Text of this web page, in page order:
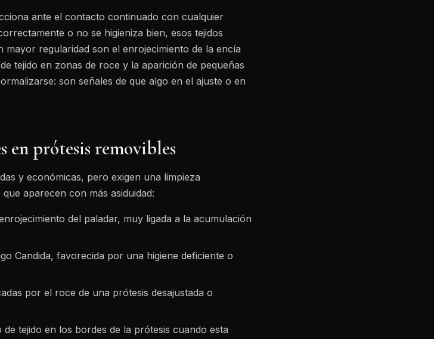
ante el contacto continuado con cualquier
o no se higieniza bien, esos tejidos
regularidad son el enrojecimiento de la encía
tejido en zonas de roce y la aparición de pequeñas
son señales de que algo en el ajuste o en
en prótesis removibles
y económicas, pero exigen una limpieza
aparecen con más asiduidad:
del paladar, muy ligada a la acumulación
Candida, favorecida por una higiene deficiente o
por el roce de una prótesis desajustada o
tejido en los bordes de la prótesis cuando esta